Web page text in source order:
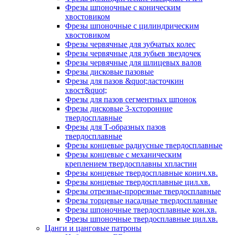
Фрезы шпоночные с коническим
хвостовиком
Фрезы шпоночные с цилиндрическим
хвостовиком
Фрезы червячные для зубчатых колес
Фрезы червячные для зубьев звездочек
Фрезы червячные для шлицевых валов
Фрезы дисковые пазовые
Фрезы для пазов &quot;ласточкин
хвост&quot;
Фрезы для пазов сегментных шпонок
Фрезы дисковые 3-хсторонние
твердосплавные
Фрезы для Т-образных пазов
твердосплавные
Фрезы концевые радиусные твердосплавные
Фрезы концевые с механическим
креплением твердосплавны хпластин
Фрезы концевые твердосплавные конич.хв.
Фрезы концевые твердосплавные цил.хв.
Фрезы отрезные-прорезные твердосплавные
Фрезы торцевые насадные твердосплавные
Фрезы шпоночные твердосплавные кон.хв.
Фрезы шпоночные твердосплавные цил.хв.
Цанги и цанговые патроны